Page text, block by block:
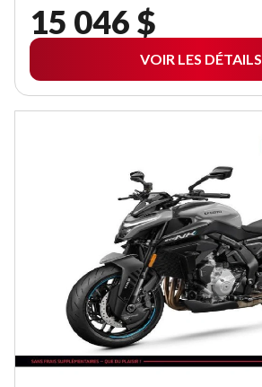
15 046 $
VOIR LES DÉTAILS